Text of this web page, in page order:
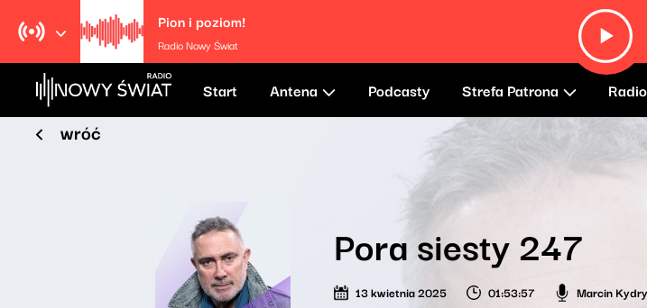
Pion i poziom!
Radio Nowy Świat
Start Antena Podcasty Strefa Patrona Radio
wróć
Pora siesty 247
13 kwietnia 2025 01:53:57 Marcin